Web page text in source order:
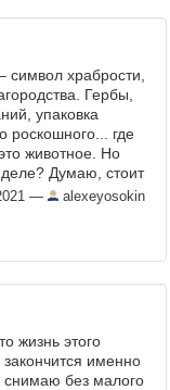
символ храбрости,
Гербы,
упаковка
роскошного... где
животное. Но
Думаю, стоит
льва... В
— alexeyosokin
жизнь этого
закончится именно
снимаю без малого